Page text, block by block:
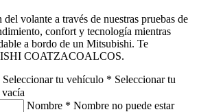
volante a través de nuestras pruebas de
confort y tecnología mientras
a bordo de un Mitsubishi. Te
COATZACOALCOS.
Seleccionar tu vehículo * Seleccionar tu
Nombre * Nombre no puede estar